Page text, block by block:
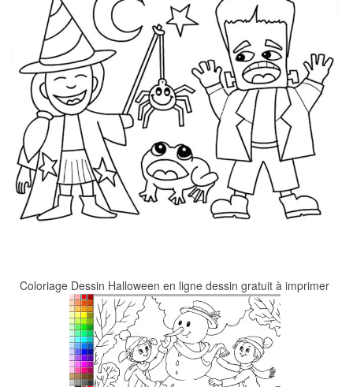
Coloriage Dessin Halloween en ligne dessin gratuit à imprimer